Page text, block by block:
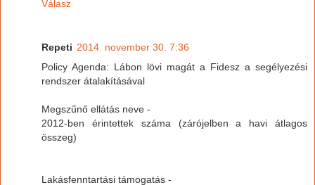
Válasz
Repeti 2014. november 30. 7:36
Policy Agenda: Lábon lövi magát a Fidesz a segélyezési
rendszer átalakításával
Megszűnő ellátás neve -
2012-ben érintettek száma (zárójelben a havi átlagos
összeg)
Lakásfenntartási támogatás -